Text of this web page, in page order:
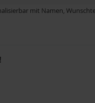
mit Namen,